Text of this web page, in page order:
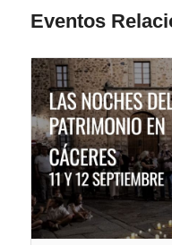
Eventos